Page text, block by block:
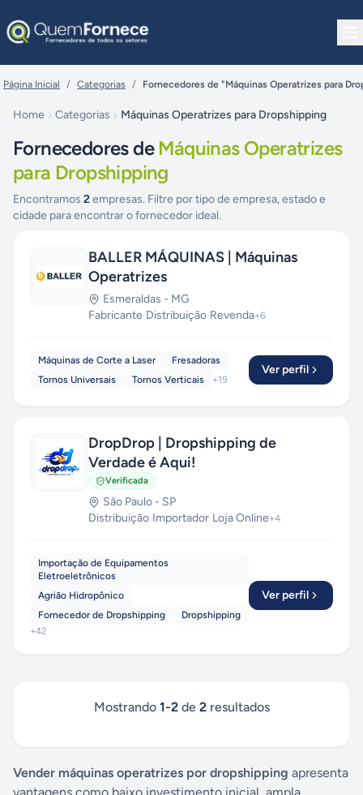
Página Inicial / Categorias / Fornecedores de "Máquinas Operatrizes para
Home Categorias Máquinas Operatrizes para Dropshipping
Fornecedores de Máquinas Operatrizes
para Dropshipping
Encontramos 2empresas. Filtre por tipo de empresa, estado e
cidade para encontrar o fornecedor ideal.
BALLER MÁQUINAS | Máquinas
Operatrizes
Esmeraldas - MG
Fabricante·Distribuição·Revenda+6
Máquinas de Corte a Laser
Fresadoras
Tornos Universais
Tornos Verticais +19
Ver perfil
DropDrop | Dropshipping de
Verdade é Aqui!
Verificada
São Paulo - SP
Distribuição·Importador·Loja Online+4
Importação de Equipamentos
Eletroeletrônicos
Agrião Hidropônico
Fornecedor de Dropshipping
Dropshipping
+42
Ver perfil
Mostrando 1-2de 2resultados
Vender máquinas operatrizes por dropshipping apresenta